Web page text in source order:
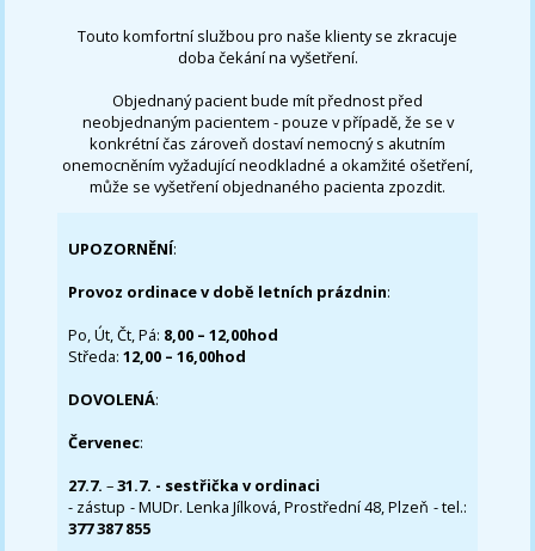
Touto komfortní službou pro naše klienty se zkracuje
doba čekání na vyšetření.
Objednaný pacient bude mít přednost před
neobjednaným pacientem - pouze v případě, že se v
konkrétní čas zároveň dostaví nemocný s akutním
onemocněním vyžadující neodkladné a okamžité ošetření,
může se vyšetření objednaného pacienta zpozdit.
UPOZORNĚNÍ:
Provoz ordinace v době letních prázdnin:
Po, Út, Čt, Pá: 8,00 – 12,00hod
Středa:12,00 – 16,00hod
DOVOLENÁ:
Červenec:
27.7.–31.7. - sestřička v ordinaci
- zástup - MUDr. Lenka Jílková, Prostřední 48, Plzeň - tel.:
377 387 855